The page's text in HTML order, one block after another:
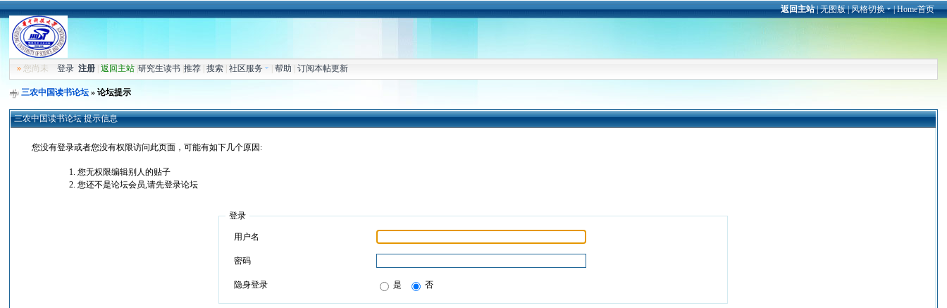
返回主站|无图版|风格切换 |Home首页
» 您尚未登录 注册 |返回主站 |研究生读书 |推荐 |搜索 |社区服务 |帮助 |订阅本帖更新
三农中国读书论坛» 论坛提示
三农中国读书论坛 提示信息
您没有登录或者您没有权限访问此页面，可能有如下几个原因:
您无权限编辑别人的贴子
您还不是论坛会员,请先登录论坛
登录
用户名
密码
隐身登录 是 否